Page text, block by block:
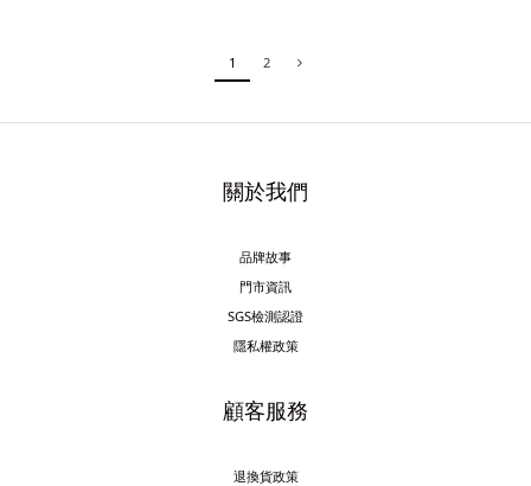
1 2
關於我們
品牌故事
門市資訊
SGS檢測認證
隱私權政策
顧客服務
退換貨政策